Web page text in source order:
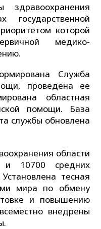
здравоохранения
которой
медико-
Служба
проведена ее
областная
помощи. База
службы обновлена
области
и 10700 средних
тесная
мира по обмену
и повышению
внедрены